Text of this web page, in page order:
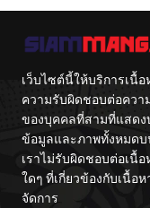
เว็บไซต์นี้ให้บริการเนื้
ความรับผิดชอบต่อควา
ของบุคคลที่สามที่แสดง
ข้อมูลและภาพทั้งหมดบ
เราไม่รับผิดชอบต่อเ
ใดๆ ที่เกี่ยวข้องกับเนื้อ
จัดการ